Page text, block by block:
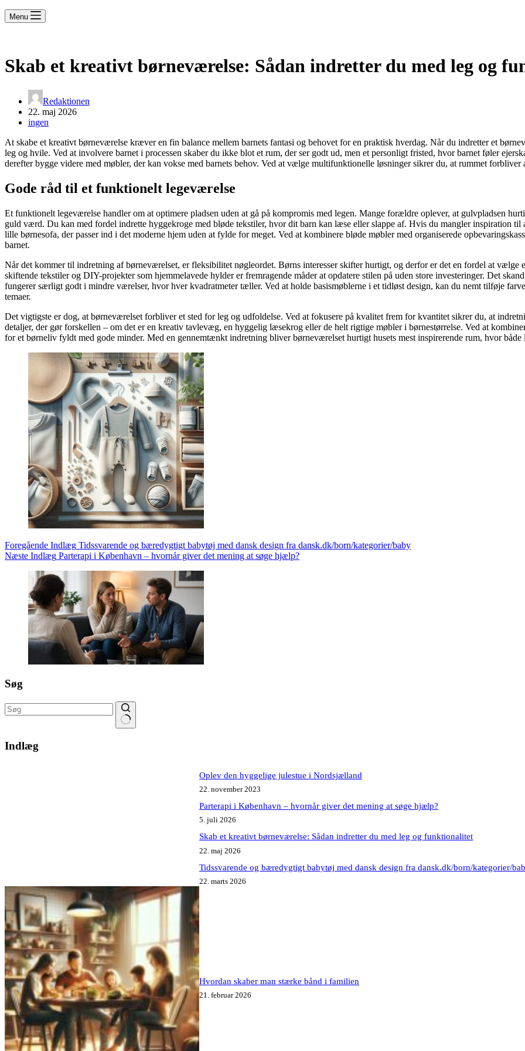
Menu
Skab et kreativt børneværelse: Sådan indretter du med leg og
Redaktionen
22. maj 2026
ingen
At skabe et kreativt børneværelse kræver en fin balance mellem barnets fantasi og behovet for en praktisk hverdag. Når du indretter et
leg og hvile. Ved at involvere barnet i processen skaber du ikke blot et rum, der ser godt ud, men et personligt fristed, hvor barnet føler
derefter bygge videre med møbler, der kan vokse med barnets behov. Ved at vælge multifunktionelle løsninger sikrer du, at rummet forbliver
Gode råd til et funktionelt legeværelse
Et funktionelt legeværelse handler om at optimere pladsen uden at gå på kompromis med legen. Mange forældre oplever, at gulvpladsen
guld værd. Du kan med fordel indrette hyggekroge med bløde tekstiler, hvor dit barn kan læse eller slappe af. Hvis du mangler inspiration til
lille børnesofa, der passer ind i det moderne hjem uden at fylde for meget. Ved at kombinere bløde møbler med organiserede
barnet.
Når det kommer til indretning af børneværelset, er fleksibilitet nøgleordet. Børns interesser skifter hurtigt, og derfor er det en fordel at vælge
skiftende tekstiler og DIY-projekter som hjemmelavede hylder er fremragende måder at opdatere stilen på uden store investeringer. Det
fungerer særligt godt i mindre værelser, hvor hver kvadratmeter tæller. Ved at holde basismøblerne i et tidløst design, kan du nemt tilføje
temaer.
Det vigtigste er dog, at børneværelset forbliver et sted for leg og udfoldelse. Ved at fokusere på kvalitet frem for kvantitet sikrer du, at
detaljer, der gør forskellen – om det er en kreativ tavlevæg, en hyggelig læsekrog eller de helt rigtige møbler i børnestørrelse. Ved at
for et børneliv fyldt med gode minder. Med en gennemtænkt indretning bliver børneværelset hurtigt husets mest inspirerende rum, hvor både
Foregående Indlæg Tidssvarende og bæredygtigt babytøj med dansk design fra dansk.dk/born/kategorier/baby
Næste Indlæg Parterapi i København – hvornår giver det mening at søge hjælp?
Søg
resultater
Indlæg
Oplev den hyggelige julestue i Nordsjælland
22. november 2023
Parterapi i København – hvornår giver det mening at søge hjælp?
5. juli 2026
Skab et kreativt børneværelse: Sådan indretter du med leg og funktionalitet
22. maj 2026
Tidssvarende og bæredygtigt babytøj med dansk design fra dansk.dk/born/kategorier/
22. marts 2026
Hvordan skaber man stærke bånd i familien
21. februar 2026